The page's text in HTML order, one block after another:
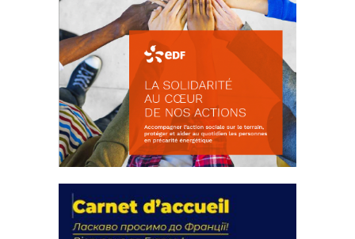
actions
18 septembre 2023